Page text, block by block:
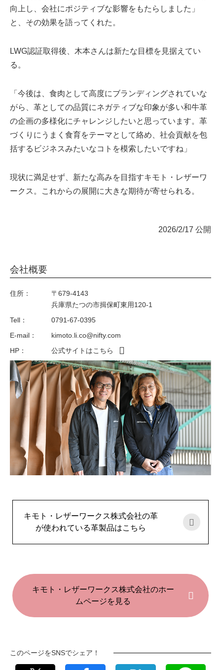
向上し、会社にポジティブな影響をもたらしました」
と、その効果を語ってくれた。
LWG認証取得後、木本さんは新たな目標を見据えてい
る。
「今後は、食肉として高度にブランディングされていな
がら、革としての品質にネガティブな印象が多い和牛革
の企画の多様化にチャレンジしたいと思っています。革
づくりにうまく食育をテーマとして絡め、社会貢献を包
括するビジネスみたいなコトを模索したいですね」
現状に満足せず、新たな高みを目指すキモト・レザーワ
ークス。これからの展開に大きな期待が寄せられる。
2026/2/17 公開
会社概要
住所：
〒679-4143
兵庫県たつの市揖保町東用120-1
Tell：
0791-67-0395
E-mail：
kimoto.li.co@nifty.com
HP：
公式サイトはこちら
キモト・レザーワークス株式会社の革
が使われている革製品はこちら
キモト・レザーワークス株式会社のホー
ムページを見る
このページをSNSでシェア！